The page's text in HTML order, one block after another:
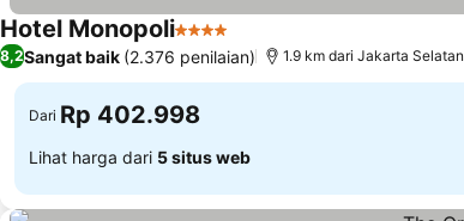
Hotel Monopoli4 Bintang
8,2Sangat baik (2.376 penilaian) 1.9 km dari Jakarta Selatan
Dari Rp 402.998
Lihat harga dari 5 situs web